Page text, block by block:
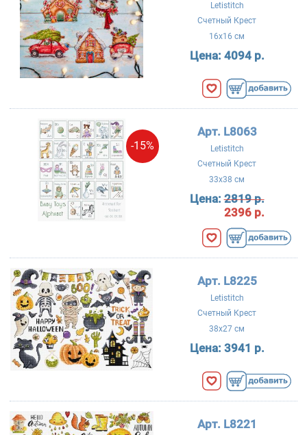
Letistitch
Счетный Крест
16x16 см
Цена: 4094 р.
-15%
Арт. L8063
Letistitch
Счетный Крест
33x38 см
Цена:2819 р.
2396 р.
Арт. L8225
Letistitch
Счетный Крест
38x27 см
Цена: 3941 р.
Арт. L8221